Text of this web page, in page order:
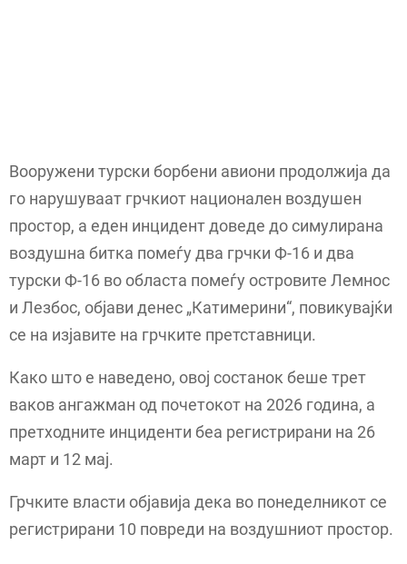
Вооружени турски борбени авиони продолжија да
го нарушуваат грчкиот национален воздушен
простор, а еден инцидент доведе до симулирана
воздушна битка помеѓу два грчки Ф-16 и два
турски Ф-16 во областа помеѓу островите Лемнос
и Лезбос, објави денес „Катимерини“, повикувајќи
се на изјавите на грчките претставници.
Како што е наведено, овој состанок беше трет
ваков ангажман од почетокот на 2026 година, а
претходните инциденти беа регистрирани на 26
март и 12 мај.
Грчките власти објавија дека во понеделникот се
регистрирани 10 повреди на воздушниот простор.